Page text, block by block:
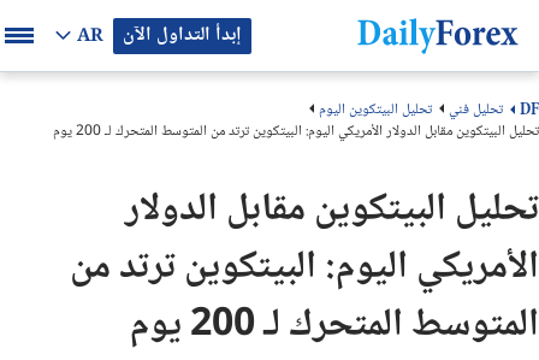
إبدأ التداول الآن AR
DF تحليل فني
تحليل البيتكوين اليوم
تحليل البيتكوين مقابل الدولار الأمريكي اليوم: البيتكوين ترتد من المتوسط ​​​​المتحرك لـ 200 يوم
تحليل البيتكوين مقابل الدولار
الأمريكي اليوم: البيتكوين ترتد من
المتوسط ​​​​المتحرك لـ 200 يوم